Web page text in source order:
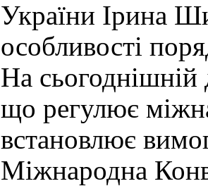
України Ірина
особливості
На
що регулює
встановлює
Міжнародна